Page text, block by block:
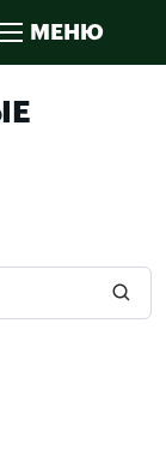
МЕНЮ